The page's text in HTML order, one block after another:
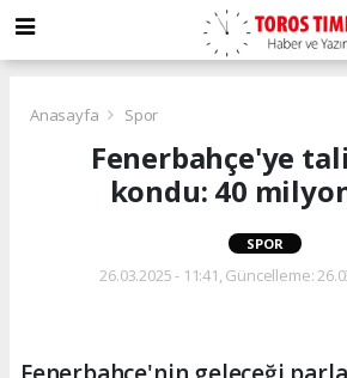
Anasayfa Spor
Fenerbahçe'ye
kondu: 40
SPOR
26.03.2025 - 11:41, Güncelleme: